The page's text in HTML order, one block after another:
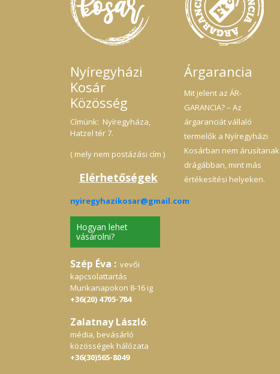
Nyíregyházi
Kosár
Közösség
Címünk: Nyíregyháza,
Hatzel tér 7.
( mely nem postázási cím )
Elérhetőségek
nyiregyhazikosar@gmail.com
Hogyan lehet
vásárolni?
Szép Éva : vevői
kapcsolattartás
Munkanapokon 8-16 ig
+36(20) 4705-784
Zalatnay László:
média, bevásárló
közösségek hálózata
+36(30)565-8049
Árgarancia
Mit jelent az ÁR-
GARANCIA? – Az
árgaranciát vállaló
termelők a Nyíregyházi
Kosárban nem árusítanak
drágábban, mint más
értékesítési helyeken.